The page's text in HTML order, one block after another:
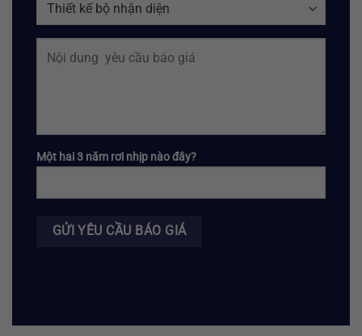
Một hai 3 năm rơi nhịp nào đây?